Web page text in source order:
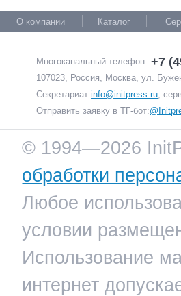
О компании Каталог
Многоканальный телефон: +7
107023, Россия, Москва, ул.
Секретариат:info@initpress.ru;
Отправить заявку в ТГ-бот:
© 1994—2026
обработки
Любое
условии
Использование
интернет